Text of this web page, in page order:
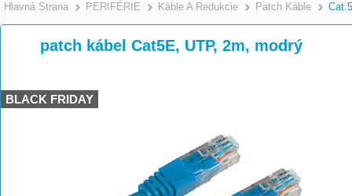
Hlavná Strana >
PERIFÉRIE >
Káble A Redukcie >
Patch Káble
patch kábel Cat5E, UTP, 2m, modrý
BLACK FRIDAY